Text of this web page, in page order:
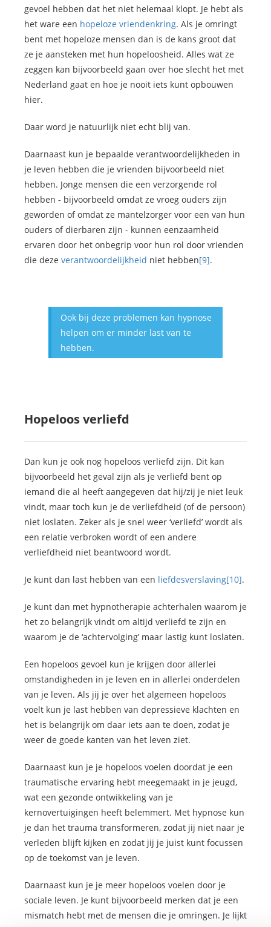
gevoel hebben dat het niet helemaal klopt. Je hebt als
het ware een hopeloze vriendenkring. Als je omringt
bent met hopeloze mensen dan is de kans groot dat
ze je aansteken met hun hopeloosheid. Alles wat ze
zeggen kan bijvoorbeeld gaan over hoe slecht het met
Nederland gaat en hoe je nooit iets kunt opbouwen
hier.
Daar word je natuurlijk niet echt blij van.
Daarnaast kun je bepaalde verantwoordelijkheden in
je leven hebben die je vrienden bijvoorbeeld niet
hebben. Jonge mensen die een verzorgende rol
hebben - bijvoorbeeld omdat ze vroeg ouders zijn
geworden of omdat ze mantelzorger voor een van hun
ouders of dierbaren zijn - kunnen eenzaamheid
ervaren door het onbegrip voor hun rol door vrienden
die deze verantwoordelijkheid niet hebben[9].
Ook bij deze problemen kan hypnose
helpen om er minder last van te
hebben.
Hopeloos verliefd
Dan kun je ook nog hopeloos verliefd zijn. Dit kan
bijvoorbeeld het geval zijn als je verliefd bent op
iemand die al heeft aangegeven dat hij/zij je niet leuk
vindt, maar toch kun je de verliefdheid (of de persoon)
niet loslaten. Zeker als je snel weer ‘verliefd’ wordt als
een relatie verbroken wordt of een andere
verliefdheid niet beantwoord wordt.
Je kunt dan last hebben van een liefdesverslaving[10].
Je kunt dan met hypnotherapie achterhalen waarom je
het zo belangrijk vindt om altijd verliefd te zijn en
waarom je de ‘achtervolging’ maar lastig kunt loslaten.
Een hopeloos gevoel kun je krijgen door allerlei
omstandigheden in je leven en in allerlei onderdelen
van je leven. Als jij je over het algemeen hopeloos
voelt kun je last hebben van depressieve klachten en
het is belangrijk om daar iets aan te doen, zodat je
weer de goede kanten van het leven ziet.
Daarnaast kun je je hopeloos voelen doordat je een
traumatische ervaring hebt meegemaakt in je jeugd,
wat een gezonde ontwikkeling van je
kernovertuigingen heeft belemmert. Met hypnose kun
je dan het trauma transformeren, zodat jij niet naar je
verleden blijft kijken en zodat jij je juist kunt focussen
op de toekomst van je leven.
Daarnaast kun je je meer hopeloos voelen door je
sociale leven. Je kunt bijvoorbeeld merken dat je een
mismatch hebt met de mensen die je omringen. Je lijkt